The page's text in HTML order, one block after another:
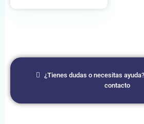
¿Tienes dudas o necesitas
contacto